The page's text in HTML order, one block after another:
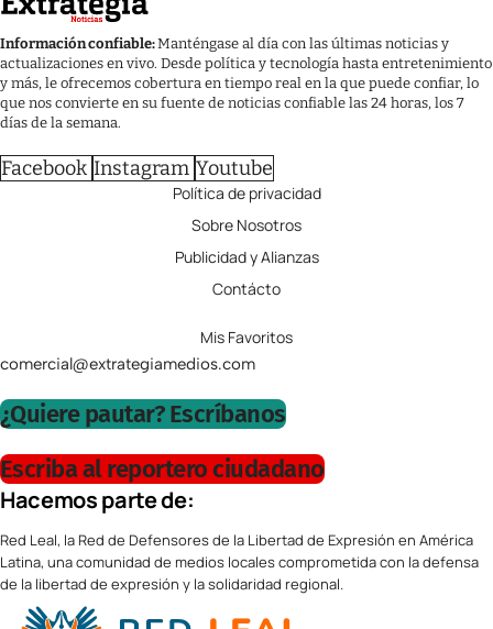
Información confiable:Manténgase al día con las últimas noticias y
actualizaciones en vivo. Desde política y tecnología hasta entretenimiento
y más, le ofrecemos cobertura en tiempo real en la que puede confiar, lo
que nos convierte en su fuente de noticias confiable las 24 horas, los 7
días de la semana.
Facebook Instagram Youtube
Política de privacidad
Sobre Nosotros
Publicidad y Alianzas
Contácto
Mis Favoritos
comercial@extrategiamedios.com
¿Quiere pautar? Escríbanos
Escriba al reportero ciudadano
Hacemos parte de:
Red Leal, la Red de Defensores de la Libertad de Expresión en América
Latina, una comunidad de medios locales comprometida con la defensa
de la libertad de expresión y la solidaridad regional.